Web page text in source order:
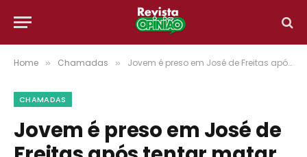
Home » Chamadas » Jovem é preso em José de Freitas após tentar matar o próprio pai com uma faca
CHAMADAS
Jovem é preso em José de